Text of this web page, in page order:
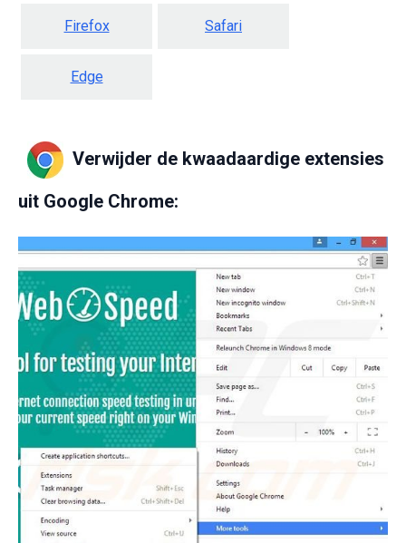
Firefox Safari
Edge
Verwijder de kwaadaardige extensies
uit Google Chrome: